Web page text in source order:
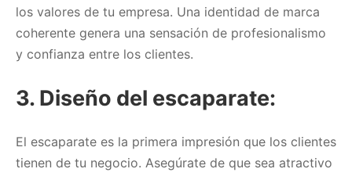
los valores de tu empresa. Una identidad de marca
coherente genera una sensación de profesionalismo
y confianza entre los clientes.
3. Diseño del escaparate:
El escaparate es la primera impresión que los clientes
tienen de tu negocio. Asegúrate de que sea atractivo